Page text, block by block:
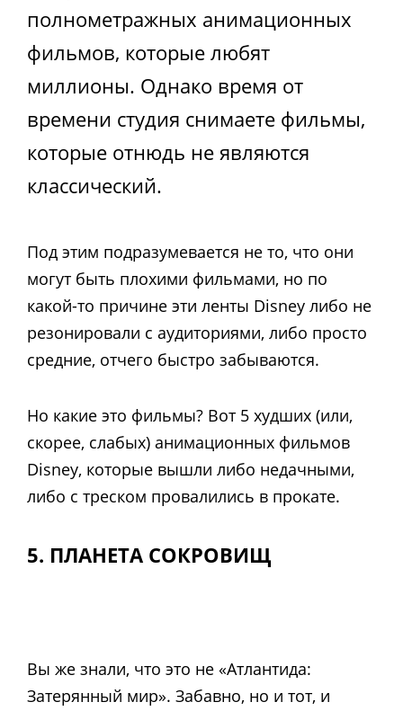
полнометражных анимационных
фильмов, которые любят
миллионы. Однако время от
времени студия снимаете фильмы,
которые отнюдь не являются
классический.
Под этим подразумевается не то, что они
могут быть плохими фильмами, но по
какой-то причине эти ленты Disney либо не
резонировали с аудиториями, либо просто
средние, отчего быстро забываются.
Но какие это фильмы? Вот 5 худших (или,
скорее, слабых) анимационных фильмов
Disney, которые вышли либо недачными,
либо с треском провалились в прокате.
5. ПЛАНЕТА СОКРОВИЩ
Вы же знали, что это не «Атлантида:
Затерянный мир». Забавно, но и тот, и